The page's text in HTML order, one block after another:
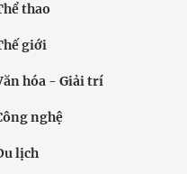
thao
giới
hóa - Giải trí
nghệ
lịch